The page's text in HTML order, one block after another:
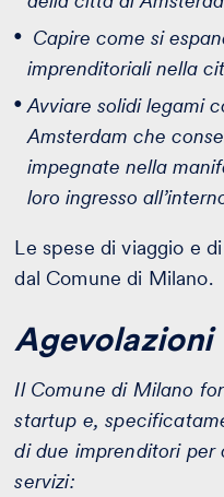
Capire come si
imprenditoriali nella
Avviare solidi legami
Amsterdam che
impegnate nella
loro ingresso
Le spese di viaggio e
dal Comune di Milano.
Agevolazioni
Il Comune di Milano
startup e,
di due imprenditori per
servizi: